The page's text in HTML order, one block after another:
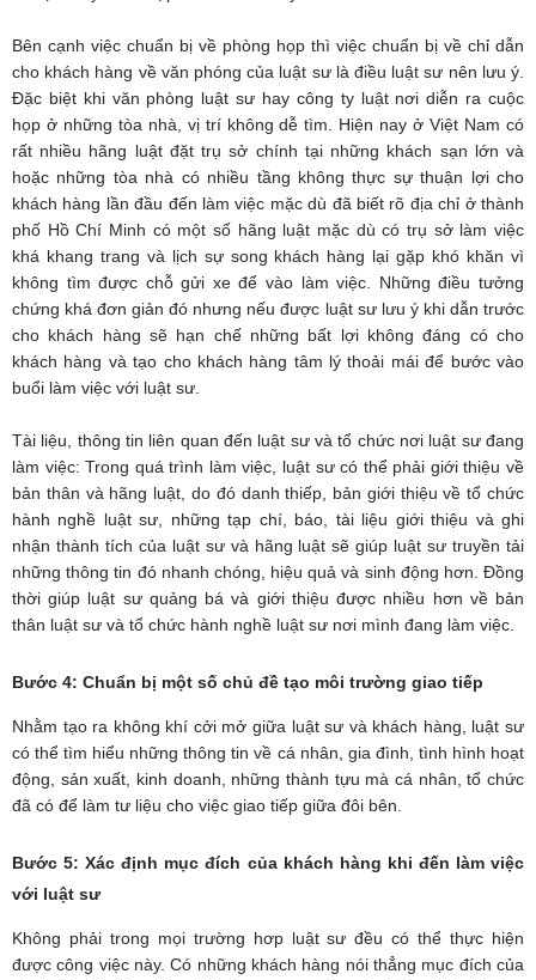
Bên cạnh việc chuẩn bị về phòng họp thì việc chuẩn bị về chỉ dẫn
cho khách hàng về văn phóng của luật sư là điều luật sư nên lưu ý.
Đặc biệt khi văn phòng luật sư hay công ty luật nơi diễn ra cuộc
họp ở những tòa nhà, vị trí không dễ tìm. Hiện nay ở Việt Nam có
rất nhiều hãng luật đặt trụ sở chính tại những khách sạn lớn và
hoặc những tòa nhà có nhiều tầng không thực sự thuận lợi cho
khách hàng lần đầu đến làm việc mặc dù đã biết rõ địa chỉ ở thành
phố Hồ Chí Minh có một số hãng luật mặc dù có trụ sở làm việc
khá khang trang và lịch sự song khách hàng lại gặp khó khăn vì
không tìm được chỗ gửi xe để vào làm việc. Những điều tưởng
chứng khá đơn giản đó nhưng nếu được luật sư lưu ý khi dẫn trước
cho khách hàng sẽ hạn chế những bất lợi không đáng có cho
khách hàng và tạo cho khách hàng tâm lý thoải mái để bước vào
buổi làm việc với luật sư.
Tài liệu, thông tin liên quan đến luật sư và tổ chức nơi luật sư đang
làm việc: Trong quá trình làm việc, luật sư có thể phải giới thiệu về
bản thân và hãng luật, do đó danh thiếp, bản giới thiệu về tổ chức
hành nghề luật sư, những tạp chí, báo, tài liệu giới thiệu và ghi
nhận thành tích của luật sư và hãng luật sẽ giúp luật sư truyền tải
những thông tin đó nhanh chóng, hiệu quả và sinh động hơn. Đồng
thời giúp luật sư quảng bá và giới thiệu được nhiều hơn về bản
thân luật sư và tổ chức hành nghề luật sư nơi mình đang làm việc.
Bước 4: Chuẩn bị một số chủ đề tạo môi trường giao tiếp
Nhằm tạo ra không khí cởi mở giữa luật sư và khách hàng, luật sư
có thể tìm hiểu những thông tin về cá nhân, gia đình, tình hình hoạt
động, sản xuất, kinh doanh, những thành tựu mà cá nhân, tổ chức
đã có để làm tư liệu cho việc giao tiếp giữa đôi bên.
Bước 5: Xác định mục đích của khách hàng khi đến làm việc
với luật sư
Không phải trong mọi trường hơp luật sư đều có thể thực hiện
được công việc này. Có những khách hàng nói thẳng mục đích của